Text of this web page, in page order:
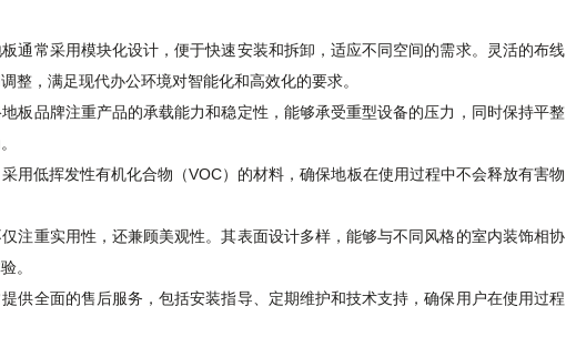
通常采用模块化设计，便于快速安装和拆卸，适应不同空间的需求。灵活的布线
整，满足现代办公环境对智能化和高效化的要求。
板品牌注重产品的承载能力和稳定性，能够承受重型设备的压力，同时保持平整
用低挥发性有机化合物（VOC）的材料，确保地板在使用过程中不会释放有害物
注重实用性，还兼顾美观性。其表面设计多样，能够与不同风格的室内装饰相协
。
供全面的售后服务，包括安装指导、定期维护和技术支持，确保用户在使用过程